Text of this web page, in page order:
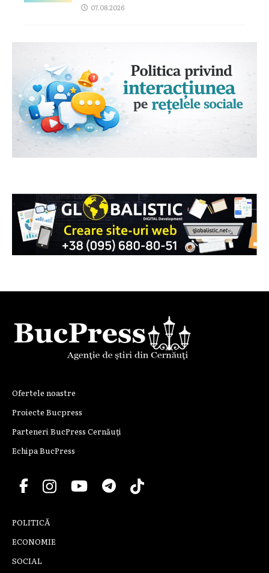
07.08.2026
Ofertele noastre
Proiecte Bucpress
Parteneri BucPress Cernăuți
Echipa BucPress
POLITICĂ
ECONOMIE
SOCIAL